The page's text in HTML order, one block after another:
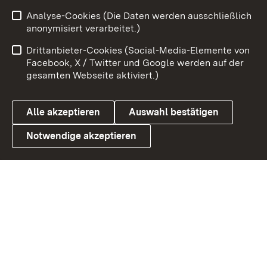
Link zum Landesportal
Benutzungshinweise
Barrierefreiheit
Datenschutz
Cookies
Analyse-Cookies (Die Daten werden ausschließlich
anonymisiert verarbeitet.)
Drittanbieter-Cookies (Social-Media-Elemente von
Facebook, X / Twitter und Google werden auf der
gesamten Webseite aktiviert.)
Alle akzeptieren Auswahl bestätigen
Notwendige akzeptieren